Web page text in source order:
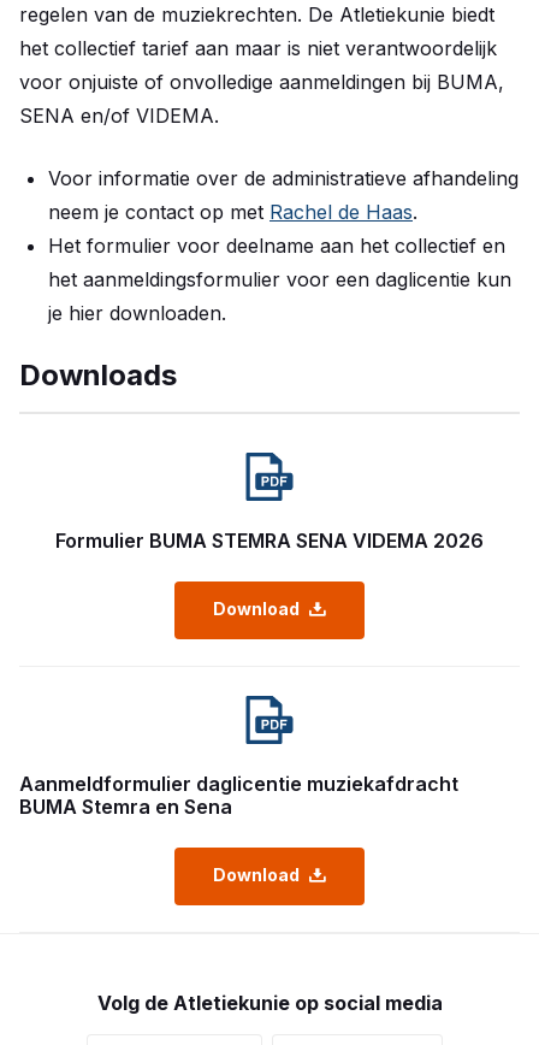
regelen van de muziekrechten. De Atletiekunie biedt
het collectief tarief aan maar is niet verantwoordelijk
voor onjuiste of onvolledige aanmeldingen bij BUMA,
SENA en/of VIDEMA.
Voor informatie over de administratieve afhandeling
neem je contact op met Rachel de Haas.
Het formulier voor deelname aan het collectief en
het aanmeldingsformulier voor een daglicentie kun
je hier downloaden.
Downloads
Formulier BUMA STEMRA SENA VIDEMA 2026
Download
Aanmeldformulier daglicentie muziekafdracht
BUMA Stemra en Sena
Download
Volg de Atletiekunie op social media